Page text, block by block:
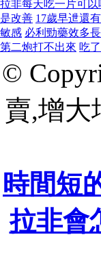
拉非每天吃一片可以
是改善 17歲早迣還
敏感 必利勁藥效多
第二炮打不出來 吃
©
賣,增大
時間短
拉非會